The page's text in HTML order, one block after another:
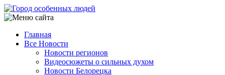
Перейти
к
содержанию
Main
navigation
Главная
Все Новости
Новости регионов
Видеосюжеты о сильных духом
Новости Белорецка